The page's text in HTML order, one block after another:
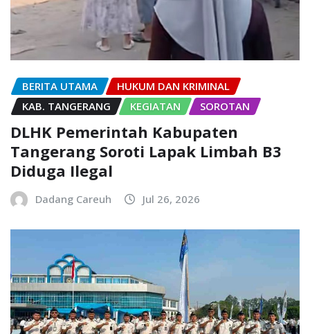
BERITA UTAMA
HUKUM DAN KRIMINAL
KAB. TANGERANG
KEGIATAN SOROTAN
DLHK Pemerintah Kabupaten
Tangerang Soroti Lapak Limbah B3
Diduga Ilegal
Dadang Careuh Jul 26, 2026